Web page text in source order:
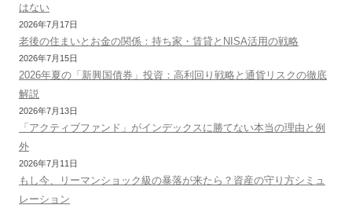
はない
2026年7月17日
老後の住まいとお金の関係：持ち家・賃貸とNISA活用の戦略
2026年7月15日
2026年夏の「新興国債券」投資：高利回り戦略と通貨リスクの徹底
解説
2026年7月13日
「アクティブファンド」がインデックスに勝てない本当の理由と例
外
2026年7月11日
もし今、リーマンショック級の暴落が来たら？資産の守り方シミュ
レーション